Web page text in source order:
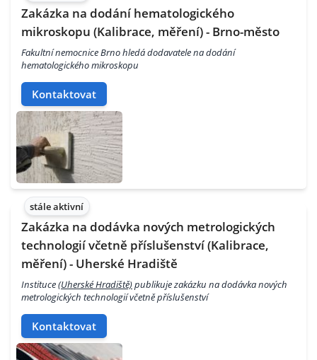
Zakázka na dodání hematologického
mikroskopu (Kalibrace, měření) - Brno-město
Fakultní nemocnice Brno hledá dodavatele na dodání
hematologického mikroskopu
Kontaktovat
stále aktivní
Zakázka na dodávka nových metrologických
technologií včetně příslušenství (Kalibrace,
měření) - Uherské Hradiště
Instituce(Uherské Hradiště)publikuje zakázku na dodávka nových
metrologických technologií včetně příslušenství
Kontaktovat